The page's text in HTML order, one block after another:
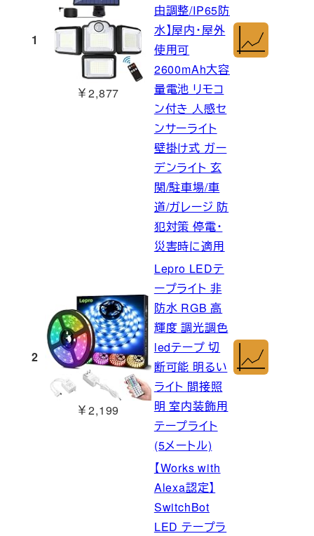
1
￥2,877
由調整/IP65防
水】屋内・屋外
使用可
2600mAh大容
量電池 リモコ
ン付き 人感セ
ンサーライト
壁掛け式 ガー
デンライト 玄
関/駐車場/車
道/ガレージ 防
犯対策 停電・
災害時に適用
2
￥2,199
Lepro LEDテ
ープライト 非
防水 RGB 高
輝度 調光調色
ledテープ 切
断可能 明るい
ライト 間接照
明 室内装飾用
テープライト
(5メートル)
【Works with
Alexa認定】
SwitchBot
LED テープラ